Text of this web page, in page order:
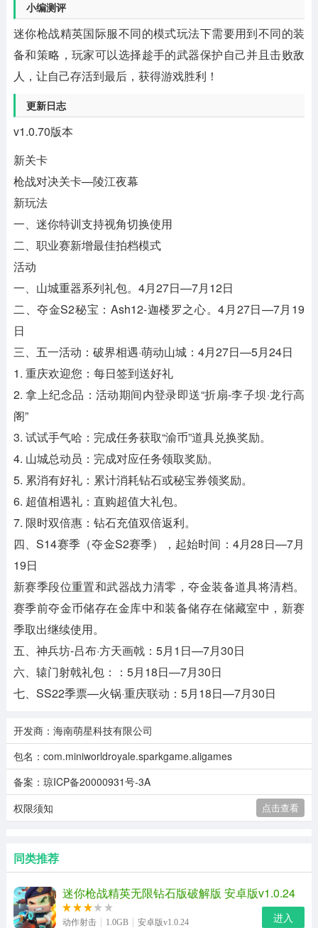
小编测评
迷你枪战精英国际服不同的模式玩法下需要用到不同的装
备和策略，玩家可以选择趁手的武器保护自己并且击败敌
人，让自己存活到最后，获得游戏胜利！
更新日志
v1.0.70版本
新关卡
枪战对决关卡—陵江夜幕
新玩法
一、迷你特训支持视角切换使用
二、职业赛新增最佳拍档模式
活动
一、山城重器系列礼包。4月27日—7月12日
二、夺金S2秘宝：Ash12-迦楼罗之心。4月27日—7月19
日
三、五一活动：破界相遇·萌动山城：4月27日—5月24日
1. 重庆欢迎您：每日签到送好礼
2. 拿上纪念品：活动期间内登录即送“折扇-李子坝·龙行高
阁”
3. 试试手气哈：完成任务获取“渝币”道具兑换奖励。
4. 山城总动员：完成对应任务领取奖励。
5. 累消有好礼：累计消耗钻石或秘宝券领奖励。
6. 超值相遇礼：直购超值大礼包。
7. 限时双倍惠：钻石充值双倍返利。
四、S14赛季（夺金S2赛季），起始时间：4月28日—7月
19日
新赛季段位重置和武器战力清零，夺金装备道具将清档。
赛季前夺金币储存在金库中和装备储存在储藏室中，新赛
季取出继续使用。
五、神兵坊-吕布·方天画戟：5月1日—7月30日
六、辕门射戟礼包：：5月18日—7月30日
七、SS22季票—火锅·重庆联动：5月18日—7月30日
开发商：海南萌星科技有限公司
包名：com.miniworldroyale.sparkgame.aligames
备案：琼ICP备20000931号-3A
权限须知
点击查看
同类推荐
迷你枪战精英无限钻石版破解版 安卓版v1.0.24
动作射击 1.0GB 安卓版v1.0.24 进入